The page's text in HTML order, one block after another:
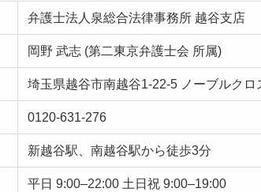
弁護士法人泉総合法律事務所 越谷支店
岡野 武志 (第二東京弁護士会 所属)
埼玉県越谷市南越谷1-22-5 ノーブルク
0120-631-276
新越谷駅、南越谷駅から徒歩3分
平日 9:00–22:00 土日祝 9:00–19:00